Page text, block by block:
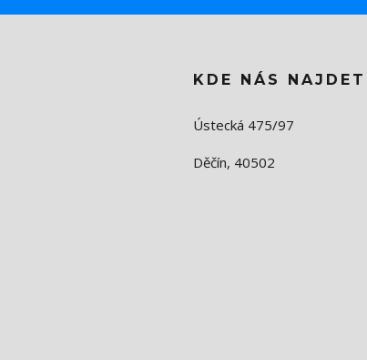
KDE NÁS
Ústecká 475/97
Děčín, 40502